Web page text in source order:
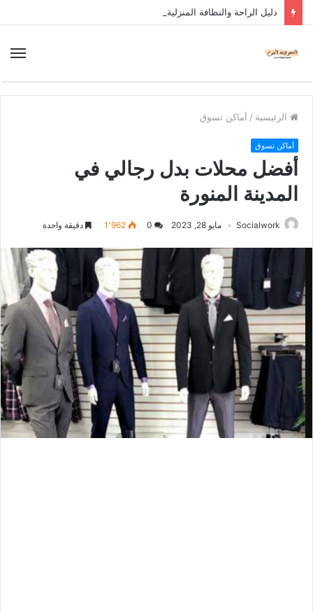
دليل الراحة والنظافة المنزلية
الرئيسية / أماكن تسوق
أماكن تسوق
أفضل محلات بدل رجالي في
المدينة المنورة
Socialwork مايو 28, 2023 1٬962 دقيقة واحدة